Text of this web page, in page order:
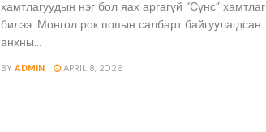
хамтлагуудын нэг бол яах аргагүй “Сүнс” хамтлаг
билээ. Монгол рок попын салбарт байгуулагдсан
анхны...
BY ADMIN APRIL 8, 2026